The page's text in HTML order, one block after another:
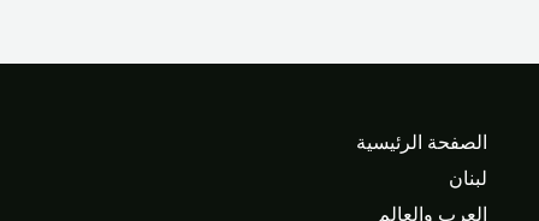
الصفحة الرئيسية
لبنان
العرب والعالم